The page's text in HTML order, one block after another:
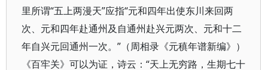
里所谓“五上两漫天”应指“元和四年出使东川来回两
次、元和四年赴通州及自通州赴兴元两次、元和十二
年自兴元回通州一次。”（周相录《元稹年谱新编》）
《百牢关》可以为证，诗云：“天上无穷路，生期七十